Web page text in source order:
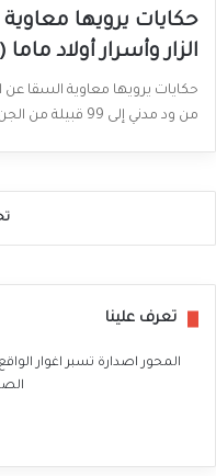
حكايات يرويها معاوية
الزار وأسرار أولاد
حكايات يرويها معاوية السقا عن
من ود مدني إلى 99 قبيلة من الجن.…
تعرف علينا
المحور اصدارة تسبر اغوار